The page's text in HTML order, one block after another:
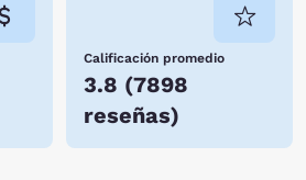
Calificación promedio
3.8 (7898
reseñas)